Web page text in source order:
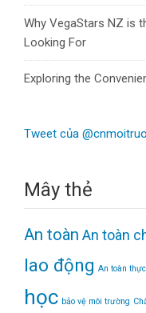
Why VegaStars NZ is
Looking For
Exploring the
Tweet của
Mây thẻ
An toàn An toàn
lao động An toàn
học bảo vệ môi trường